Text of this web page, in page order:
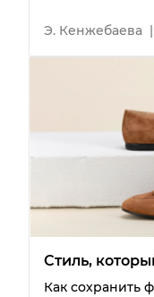
Э. Кенжебаева |
Стиль,
Как сохранить